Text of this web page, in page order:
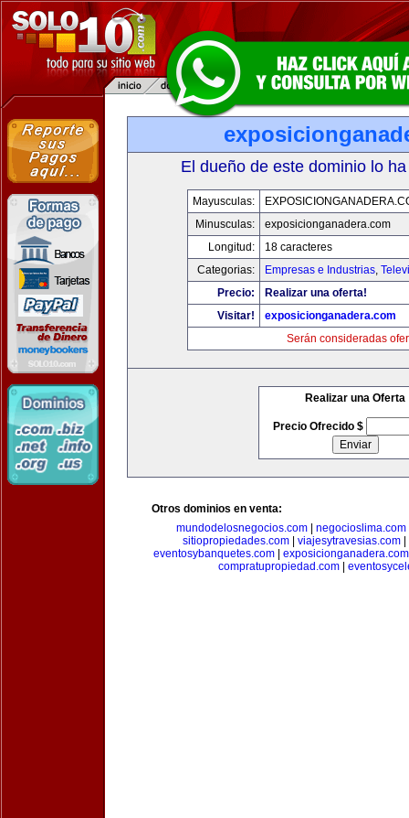
El dueño de este dominio lo
Mayusculas:
Minusculas:
exposicionganadera.com
Longitud:
18 caracteres
Categorias:
Empresas e Industrias,
Precio:
Realizar una oferta!
Visitar!
exposicionganadera.com
Serán consideradas
Realizar una Oferta
Precio Ofrecido $
Otros dominios en venta:
mundodelosnegocios.com| negocioslima.com
sitiopropiedades.com| viajesytravesias.com|
eventosybanquetes.com| exposicionganadera.com
compratupropiedad.com